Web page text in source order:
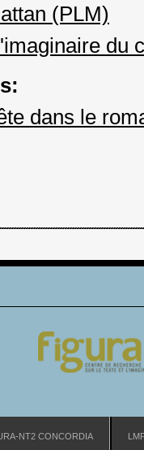
(PLM)
du
dans le
NT2 CONCORDIA